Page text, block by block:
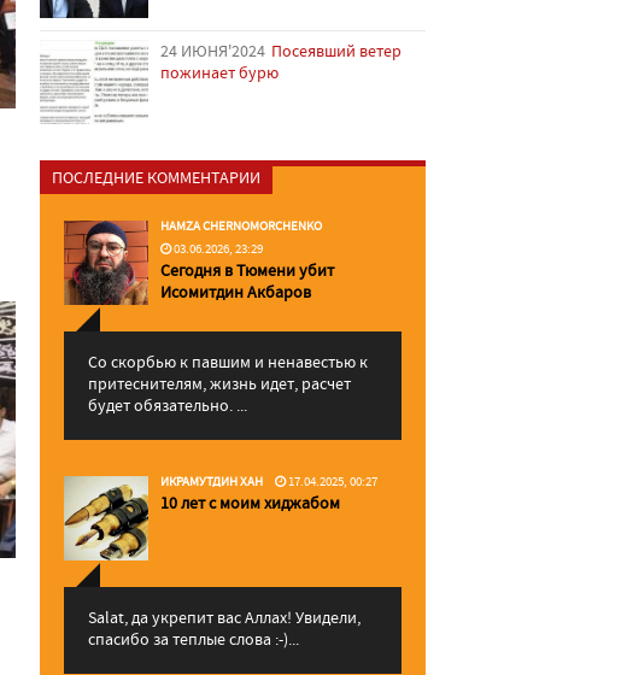
24 ИЮНЯ'2024 Посеявший ветер
пожинает бурю
ПОСЛЕДНИЕ КОММЕНТАРИИ
HAMZA CHERNOMORCHENKO
03.06.2026, 23:29
Сегодня в Тюмени убит
Исомитдин Акбаров
Со скорбью к павшим и ненавестью к
притеснителям, жизнь идет, расчет
будет обязательно. ...
ИКРАМУТДИН ХАН 17.04.2025, 00:27
10 лет с моим хиджабом
Salat, да укрепит вас Аллаx! Увидели,
спасибо за теплые слова :-)...